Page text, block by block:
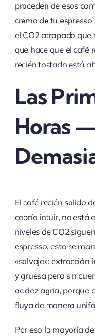
proceden de esos
crema de tu
el CO2 atrapado que
que hace que el café
recién tostado está
Las
Horas
El café recién salido
cabría intuir, no está
niveles de CO2
espresso, esto se
«salvaje»: extracción
y gruesa pero sin
acidez agria, porque
fluya de manera
Por eso la mayoría